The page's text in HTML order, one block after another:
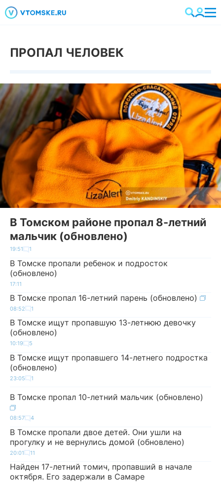
ПРОПАЛ ЧЕЛОВЕК
В Томском районе пропал 8-летний
мальчик (обновлено)
19:51 1
В Томске пропали ребенок и подросток
(обновлено)
17:11
В Томске пропал 16-летний парень (обновлено)
08:52 1
В Томске ищут пропавшую 13-летнюю девочку
(обновлено)
10:19 5
В Томске ищут пропавшего 14-летнего подростка
(обновлено)
23:05 1
В Томске пропал 10-летний мальчик (обновлено)
08:57 4
В Томске пропали двое детей. Они ушли на
прогулку и не вернулись домой (обновлено)
20:01 11
Найден 17-летний томич, пропавший в начале
октября. Его задержали в Самаре